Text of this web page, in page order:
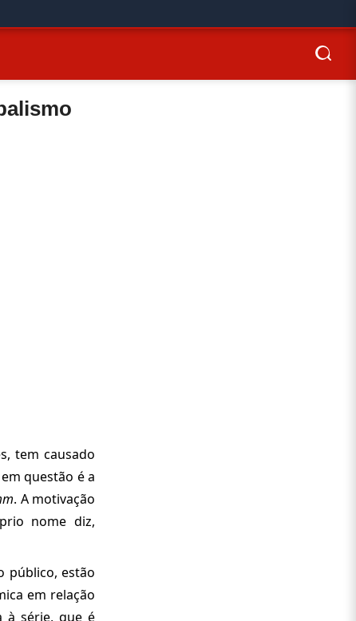
tem causado
questão é a
. A motivação
nome diz,
público, estão
em relação
à série, que é